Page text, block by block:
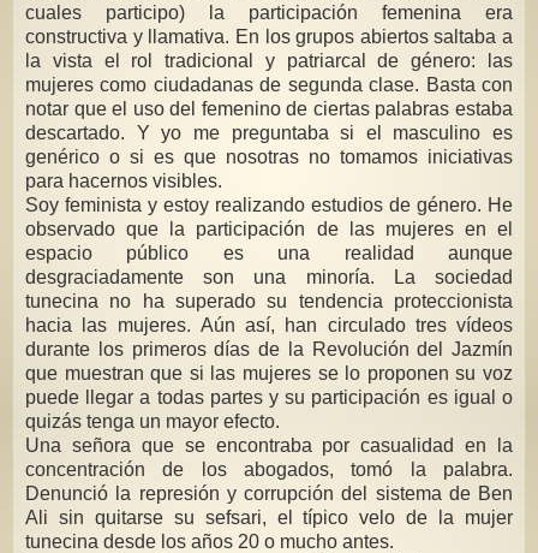
cuales participo) la participación femenina era
constructiva y llamativa. En los grupos abiertos saltaba a
la vista el rol tradicional y patriarcal de género: las
mujeres como ciudadanas de segunda clase. Basta con
notar que el uso del femenino de ciertas palabras estaba
descartado. Y yo me preguntaba si el masculino es
genérico o si es que nosotras no tomamos iniciativas
para hacernos visibles.
Soy feminista y estoy realizando estudios de género. He
observado que la participación de las mujeres en el
espacio público es una realidad aunque
desgraciadamente son una minoría. La sociedad
tunecina no ha superado su tendencia proteccionista
hacia las mujeres. Aún así, han circulado tres vídeos
durante los primeros días de la Revolución del Jazmín
que muestran que si las mujeres se lo proponen su voz
puede llegar a todas partes y su participación es igual o
quizás tenga un mayor efecto.
Una señora que se encontraba por casualidad en la
concentración de los abogados, tomó la palabra.
Denunció la represión y corrupción del sistema de Ben
Ali sin quitarse su sefsari, el típico velo de la mujer
tunecina desde los años 20 o mucho antes.